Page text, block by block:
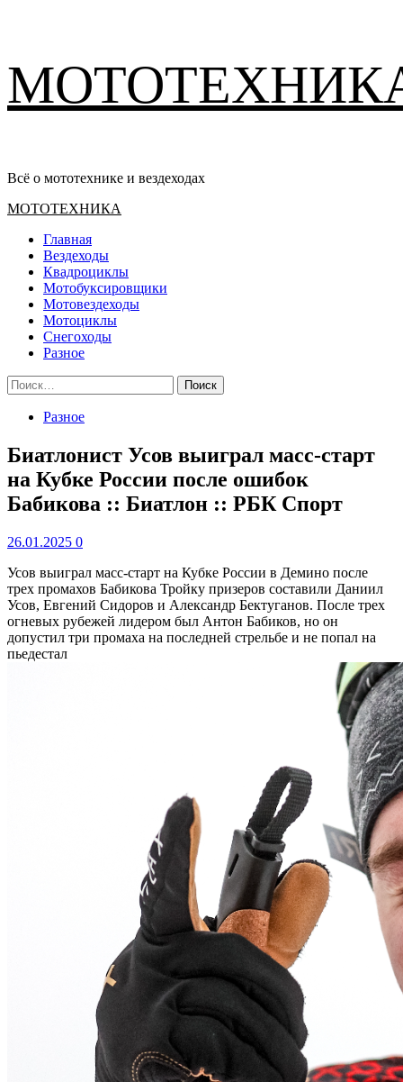
содержимому
Всё о мототехнике и вездеходах
Основное
МОТОТЕХНИКА
Главная
Вездеходы
Квадроциклы
Мотобуксировщики
Мотовездеходы
Мотоциклы
Снегоходы
Разное
Найти:
Разное
Биатлонист Усов выиграл масс-старт
на Кубке России после ошибок
Бабикова :: Биатлон :: РБК Спорт
26.01.2025 0
Усов выиграл масс-старт на Кубке России в Демино после
трех промахов Бабикова Тройку призеров составили Даниил
Усов, Евгений Сидоров и Александр Бектуганов. После трех
огневых рубежей лидером был Антон Бабиков, но он
допустил три промаха на последней стрельбе и не попал на
пьедестал